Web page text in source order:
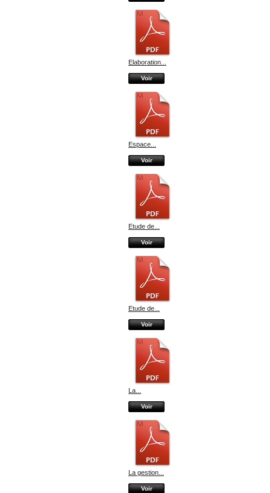
Elaboration...
Voir
Espace...
Voir
Etude de...
Voir
Etude de...
Voir
La...
Voir
La gestion...
Voir